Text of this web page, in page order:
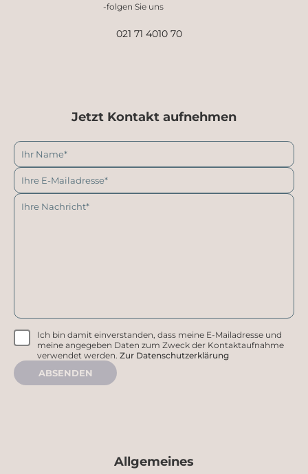
-folgen Sie uns
021 71 4010 70
Allgemeines
Jetzt Kontakt aufnehmen
Ich bin damit einverstanden, dass meine E-Mailadresse und
meine angegeben Daten zum Zweck der Kontaktaufnahme
verwendet werden. Zur Datenschutzerklärung
ABSENDEN